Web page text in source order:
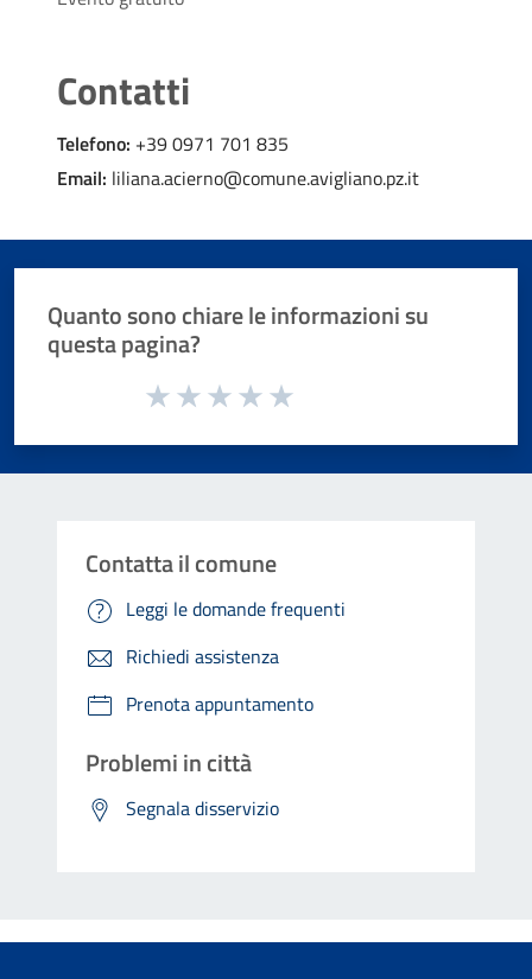
Contatti
Telefono: +39 0971 701 835
Email: liliana.acierno@comune.avigliano.pz.it
Quanto sono chiare le informazioni su
questa pagina?
Valuta da 1 a 5 stelle la pagina
Contatta il comune
Leggi le domande frequenti
Richiedi assistenza
Prenota appuntamento
Problemi in città
Segnala disservizio